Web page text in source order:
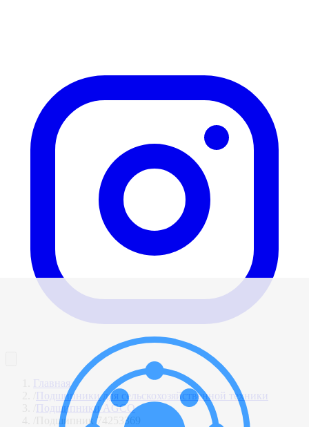
Главная
Подшипники для сельскохозяйственной техники
Подшипники AGCO
Подшипник 74253369